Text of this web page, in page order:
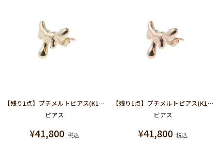
【残り1点】プチメルトピアス(K10イエローゴールド)
ピアス
¥41,800 税込
【残り1点】プチメルトピアス(K10ピンクゴールド)
ピアス
¥41,800 税込